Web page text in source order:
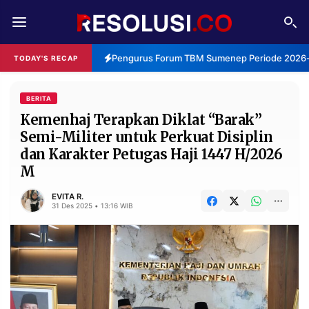
TODAY'S RECAP Pengurus Forum TBM Sumenep Periode
REDAKSI TENTANG
RESOLUSI IKLAN
RUBRIKASI
EDITORIAL AKSARA
DAERAH NASIONAL
MANCA SPORT
INFORMASI
BERITA
Kemenhaj Terapkan Diklat “Barak”
Semi-Militer untuk Perkuat Disiplin
dan Karakter Petugas Haji 1447 H/2026
M
EVITA R.
31 Des 2025 • 13:16 WIB